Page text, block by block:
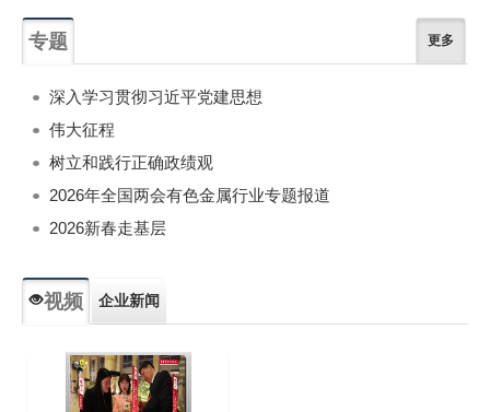
专题 更多
深入学习贯彻习近平党建思想
伟大征程
树立和践行正确政绩观
2026年全国两会有色金属行业专题报道
2026新春走基层
视频 企业新闻